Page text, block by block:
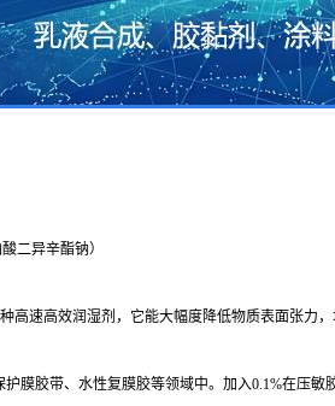
二异辛酯钠）
高速高效润湿剂，它能大幅度降低物质表面张力
护膜胶带、水性复膜胶等领域中。加入0.1%在压